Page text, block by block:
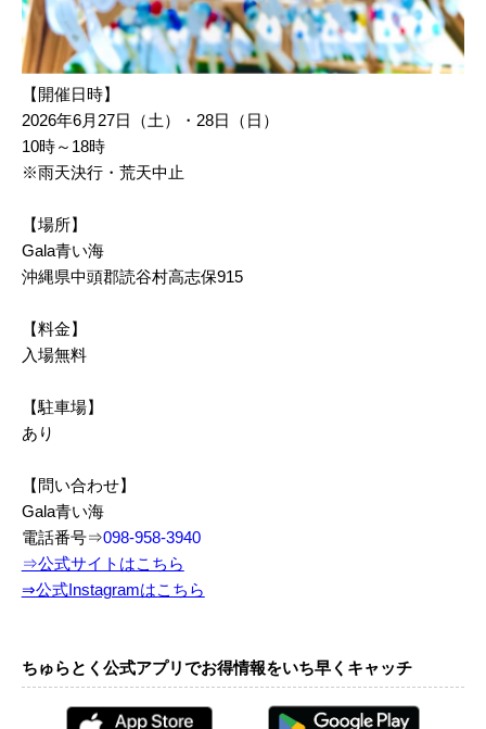
【開催日時】
2026年6月27日（土）・28日（日）
10時～18時
※雨天決行・荒天中止
【場所】
Gala青い海
沖縄県中頭郡読谷村高志保915
【料金】
入場無料
【駐車場】
あり
【問い合わせ】
Gala青い海
電話番号⇒098-958-3940
⇒公式サイトはこちら
⇒公式Instagramはこちら
ちゅらとく公式アプリでお得情報をいち早くキャッチ